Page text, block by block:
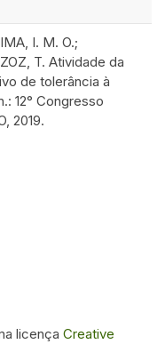
I. M. O.;
T. Atividade da
de tolerância à
12° Congresso
2019.
licença Creative